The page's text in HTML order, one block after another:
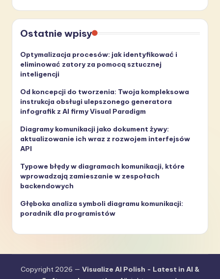
Ostatnie wpisy
Optymalizacja procesów: jak identyfikować i
eliminować zatory za pomocą sztucznej
inteligencji
Od koncepcji do tworzenia: Twoja kompleksowa
instrukcja obsługi ulepszonego generatora
infografik z AI firmy Visual Paradigm
Diagramy komunikacji jako dokument żywy:
aktualizowanie ich wraz z rozwojem interfejsów
API
Typowe błędy w diagramach komunikacji, które
wprowadzają zamieszanie w zespołach
backendowych
Głęboka analiza symboli diagramu komunikacji:
poradnik dla programistów
Copyright 2026 — Visualize AI Polish - Latest in AI &